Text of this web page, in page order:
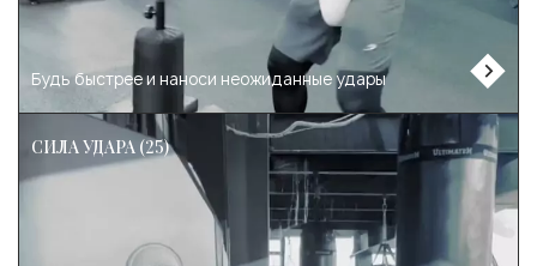
Будь быстрее и наноси неожиданные удары
СИЛА УДАРА (25)